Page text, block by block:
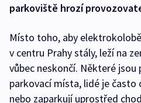
parkoviště hrozí
Místo toho, aby
v centru Prahy stály, leží na
vůbec neskončí. Některé jsou
parkovací místa, lidé je často
nebo zaparkují uprostřed